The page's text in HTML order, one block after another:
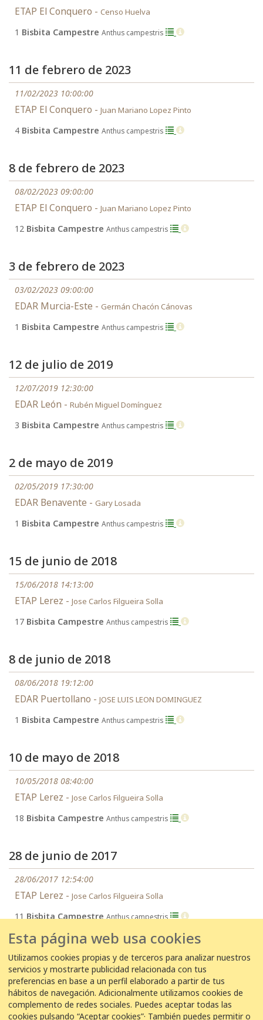
ETAP El Conquero - Censo Huelva
1 Bisbita Campestre Anthus campestris
11 de febrero de 2023
11/02/2023 10:00:00
ETAP El Conquero - Juan Mariano Lopez Pinto
4 Bisbita Campestre Anthus campestris
8 de febrero de 2023
08/02/2023 09:00:00
ETAP El Conquero - Juan Mariano Lopez Pinto
12 Bisbita Campestre Anthus campestris
3 de febrero de 2023
03/02/2023 09:00:00
EDAR Murcia-Este - Germán Chacón Cánovas
1 Bisbita Campestre Anthus campestris
12 de julio de 2019
12/07/2019 12:30:00
EDAR León - Rubén Miguel Domínguez
3 Bisbita Campestre Anthus campestris
2 de mayo de 2019
02/05/2019 17:30:00
EDAR Benavente - Gary Losada
1 Bisbita Campestre Anthus campestris
15 de junio de 2018
15/06/2018 14:13:00
ETAP Lerez - Jose Carlos Filgueira Solla
17 Bisbita Campestre Anthus campestris
8 de junio de 2018
08/06/2018 19:12:00
EDAR Puertollano - JOSE LUIS LEON DOMINGUEZ
1 Bisbita Campestre Anthus campestris
10 de mayo de 2018
10/05/2018 08:40:00
ETAP Lerez - Jose Carlos Filgueira Solla
18 Bisbita Campestre Anthus campestris
28 de junio de 2017
28/06/2017 12:54:00
ETAP Lerez - Jose Carlos Filgueira Solla
11Bisbita Campestre Anthus campestris
20 de junio de 2017
20/06/2017 14:31:00
ETAP Lerez -Jose Carlos Filgueira Solla
9Bisbita Campestre Anthus campestris
Esta página web usa cookies
Utilizamos cookies propias y de terceros para analizar nuestros
servicios y mostrarte publicidad relacionada con tus
preferencias en base a un perfil elaborado a partir de tus
hábitos de navegación. Adicionalmente utilizamos cookies de
complemento de redes sociales. Puedes aceptar todas las
cookies pulsando “Aceptar cookies”· También puedes permitir o